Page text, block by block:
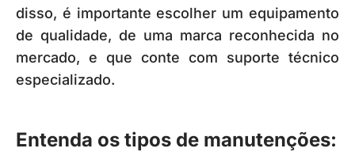
disso, é importante escolher um equipamento
de qualidade, de uma marca reconhecida no
mercado, e que conte com suporte técnico
especializado.
Entenda os tipos de manutenções: